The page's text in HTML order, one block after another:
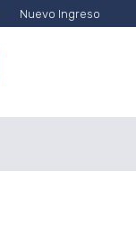
Nuevo Ingreso